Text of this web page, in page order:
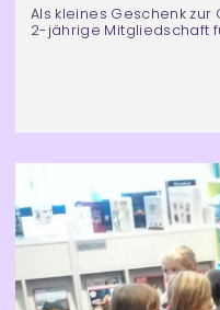
Als kleines Geschenk
2-jährige Mitgliedschaft